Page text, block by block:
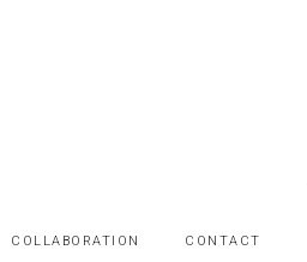
COLLABORATION CONTACT